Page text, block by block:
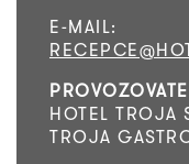
E-MAIL:
HOTEL
TROJA